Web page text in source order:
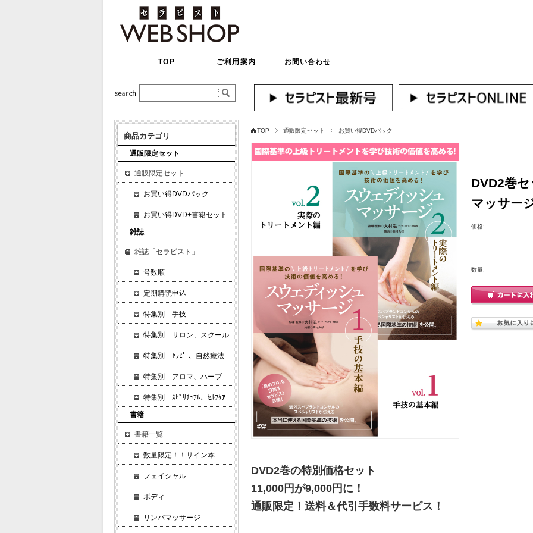
TOP ご利用案内 お問い合わせ
TOP 通販限定セット お買い得DVDパック
DVD2巻
マッサー
価格:
数量:
DVD2巻の特別価格セット
11,000円が9,000円に！
通販限定！送料＆代引手数料サービス！
商品カテゴリ
通販限定セット
通販限定セット
お買い得DVDパック
お買い得DVD+書籍セット
雑誌
雑誌「セラピスト」
号数順
定期購読申込
特集別 手技
特集別 サロン、スクール
特集別 ｾﾗﾋﾟ-、自然療法
特集別 アロマ、ハーブ
特集別 ｽﾋﾟﾘﾁｭｱﾙ、ｾﾙﾌｹｱ
書籍
書籍一覧
数量限定！！サイン本
フェイシャル
ボディ
リンパマッサージ